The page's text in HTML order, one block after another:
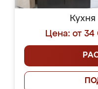
Цена: от 34